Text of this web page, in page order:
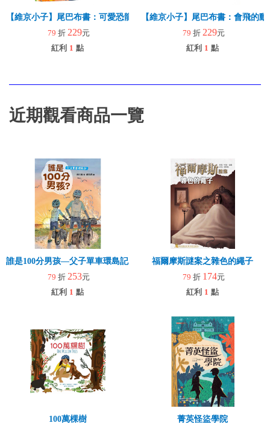
【維京小子】尾巴布書：可愛恐龍
79 折 229元
紅利 1 點
【維京小子】尾巴布書：會飛的動
79 折 229元
紅利 1 點
近期觀看商品一覽
誰是100分男孩—父子單車環島記（二版）
79 折 253元
紅利 1 點
福爾摩斯謎案之雜色的繩子
79 折 174元
紅利 1 點
100萬棵樹
菁英怪盜學院